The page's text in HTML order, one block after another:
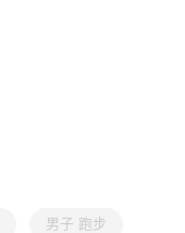
男子 跑步